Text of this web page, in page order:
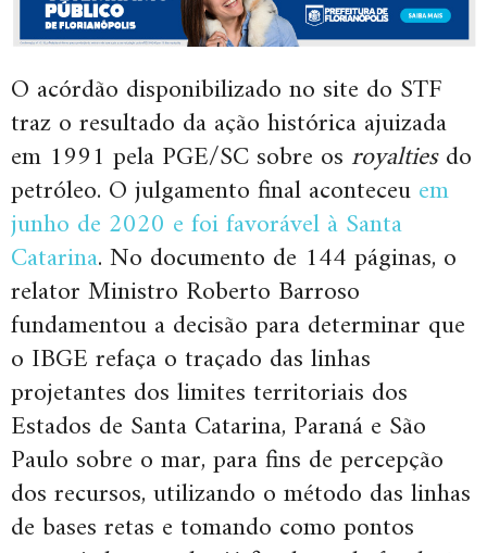
O acórdão disponibilizado no site do STF
traz o resultado da ação histórica ajuizada
em 1991 pela PGE/SC sobre os royaltiesdo
petróleo. O julgamento final aconteceuem
junho de 2020 e foi favorável à Santa
Catarina. No documento de 144 páginas, o
relator Ministro Roberto Barroso
fundamentou a decisão para determinar que
o IBGE refaça o traçado das linhas
projetantes dos limites territoriais dos
Estados de Santa Catarina, Paraná e São
Paulo sobre o mar, para fins de percepção
dos recursos, utilizando o método das linhas
de bases retas e tomando como pontos